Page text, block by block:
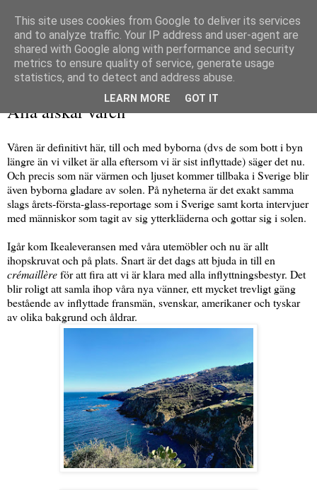
Alla älskar våren
Våren är definitivt här, till och med byborna (dvs de som bott i byn
längre än vi vilket är alla eftersom vi är sist inflyttade) säger det nu.
Och precis som när värmen och ljuset kommer tillbaka i Sverige blir
även byborna gladare av solen. På nyheterna är det exakt samma
slags årets-första-glass-reportage som i Sverige samt korta intervjuer
med människor som tagit av sig ytterkläderna och gottar sig i solen.
Igår kom Ikealeveransen med våra utemöbler och nu är allt
ihopskruvat och på plats. Snart är det dags att bjuda in till en
crémaillèreför att fira att vi är klara med alla inflyttningsbestyr. Det
blir roligt att samla ihop våra nya vänner, ett mycket trevligt gäng
bestående av inflyttade fransmän, svenskar, amerikaner och tyskar
av olika bakgrund och åldrar.
This site uses cookies from Google to deliver its services
and to analyze traffic. Your IP address and user-agent are
shared with Google along with performance and security
metrics to ensure quality of service, generate usage
statistics, and to detect and address abuse.
LEARN MORE GOT IT